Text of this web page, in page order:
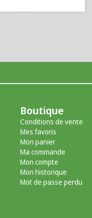
Boutique
Conditions de vente
Mes favoris
Mon panier
Ma commande
Mon compte
Mon historique
Mot de passe perdu